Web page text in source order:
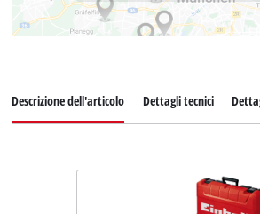
Descrizione dell'articolo Dettagli tecnici